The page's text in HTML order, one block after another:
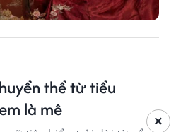
thể từ tiểu
là mê
×